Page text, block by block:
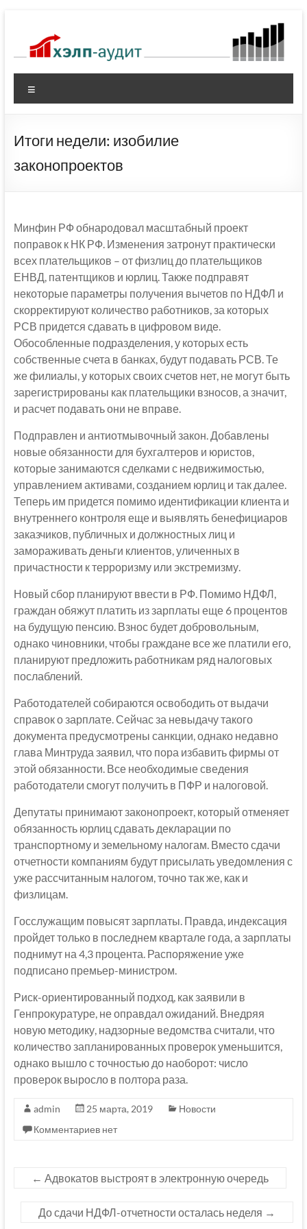
содержимому
Итоги недели: изобилие
законопроектов
Минфин РФ обнародовал масштабный проект
поправок к НК РФ. Изменения затронут практически
всех плательщиков – от физлиц до плательщиков
ЕНВД, патентщиков и юрлиц. Также подправят
некоторые параметры получения вычетов по НДФЛ и
скорректируют количество работников, за которых
РСВ придется сдавать в цифровом виде.
Обособленные подразделения, у которых есть
собственные счета в банках, будут подавать РСВ. Те
же филиалы, у которых своих счетов нет, не могут быть
зарегистрированы как плательщики взносов, а значит,
и расчет подавать они не вправе.
Подправлен и антиотмывочный закон. Добавлены
новые обязанности для бухгалтеров и юристов,
которые занимаются сделками с недвижимостью,
управлением активами, созданием юрлиц и так далее.
Теперь им придется помимо идентификации клиента и
внутреннего контроля еще и выявлять бенефициаров
заказчиков, публичных и должностных лиц и
замораживать деньги клиентов, уличенных в
причастности к терроризму или экстремизму.
Новый сбор планируют ввести в РФ. Помимо НДФЛ,
граждан обяжут платить из зарплаты еще 6 процентов
на будущую пенсию. Взнос будет добровольным,
однако чиновники, чтобы граждане все же платили его,
планируют предложить работникам ряд налоговых
послаблений.
Работодателей собираются освободить от выдачи
справок о зарплате. Сейчас за невыдачу такого
документа предусмотрены санкции, однако недавно
глава Минтруда заявил, что пора избавить фирмы от
этой обязанности. Все необходимые сведения
работодатели смогут получить в ПФР и налоговой.
Депутаты принимают законопроект, который отменяет
обязанность юрлиц сдавать декларации по
транспортному и земельному налогам. Вместо сдачи
отчетности компаниям будут присылать уведомления с
уже рассчитанным налогом, точно так же, как и
физлицам.
Госслужащим повысят зарплаты. Правда, индексация
пройдет только в последнем квартале года, а зарплаты
поднимут на 4,3 процента. Распоряжение уже
подписано премьер-министром.
Риск-ориентированный подход, как заявили в
Генпрокуратуре, не оправдал ожиданий. Внедряя
новую методику, надзорные ведомства считали, что
количество запланированных проверок уменьшится,
однако вышло с точностью до наоборот: число
проверок выросло в полтора раза.
admin 25 марта, 2019
Новости
Комментариев нет
← Адвокатов выстроят в электронную очередь
До сдачи НДФЛ-отчетности осталась неделя →